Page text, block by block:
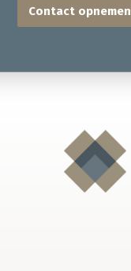
Contact opnemen